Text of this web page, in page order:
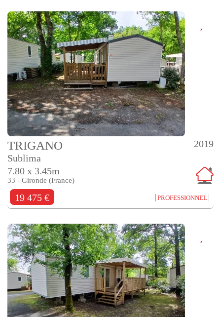
2019
TRIGANO
Sublima
7.80 x 3.45m
33 - Gironde (France)
19 475 € PROFESSIONNEL